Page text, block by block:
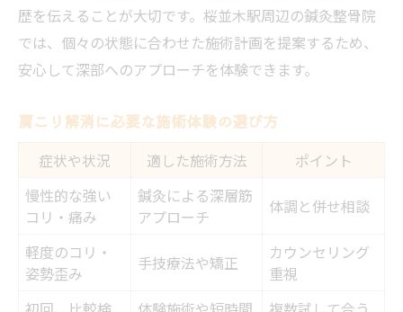
歴を伝えることが大切です。桜並木駅周辺の鍼灸整骨院
では、個々の状態に合わせた施術計画を提案するため、
安心して深部へのアプローチを体験できます。
肩こり解消に必要な施術体験の選び方
症状や状況 適した施術方法
ポイント
慢性的な強い
コリ・痛み
鍼灸による深層筋
アプローチ
体調と併せ相談
軽度のコリ・
姿勢歪み
手技療法や矯正
カウンセリング
重視